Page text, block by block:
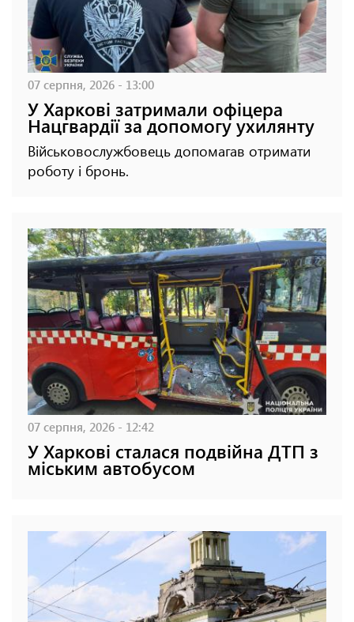
07 серпня, 2026 - 13:00
У Харкові затримали офіцера
Нацгвардії за допомогу ухилянту
Військовослужбовець допомагав отримати
роботу і бронь.
07 серпня, 2026 - 12:42
У Харкові сталася подвійна ДТП з
міським автобусом